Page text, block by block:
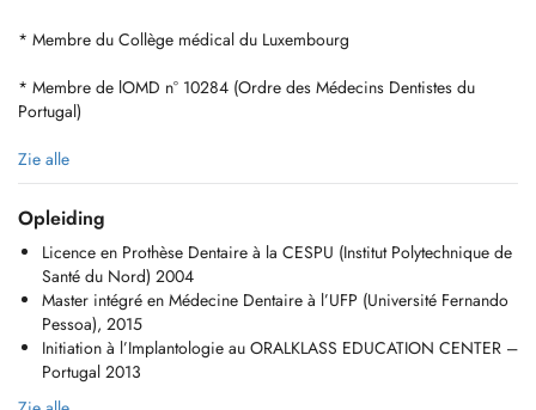
* Membre du Collège médical du Luxembourg
* Membre de lOMD n° 10284 (Ordre des Médecins Dentistes du
Portugal)
PT : As consultas disponíveis no Doctena são exclusivamente
reservadas para novos pacientes que desejam agendar a primeira
consulta.
Se você já está em tratamento conosco, por favor, entre em contato
diretamente com a clínica por telefone para marcar sua próxima
consulta.
FR: Les rendez-vous disponibles sur Doctena sont exclusivement
réservés aux nouveaux patients souhaitant prendre un premier rendez-
vous.
Zie alle
Opleiding
Licence en Prothèse Dentaire à la CESPU (Institut Polytechnique de
Santé du Nord) 2004
Master intégré en Médecine Dentaire à l’UFP (Université Fernando
Pessoa), 2015
Initiation à l’Implantologie au ORALKLASS EDUCATION CENTER –
Portugal 2013